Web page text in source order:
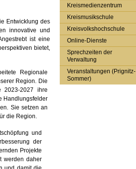
Entwicklung des
innovative und
ist eine
bietet,
Regionale
Region. Die
2023-2027 ihre
Handlungsfelder
Sie setzen an
die Region.
und
der
Projekte
werden daher
Kreismedienzentrum
Kreismusikschule
Kreisvolkshochschule
Online-Dienste
Sprechzeiten der
Verwaltung
Veranstaltungen (Prignitz-
Sommer)